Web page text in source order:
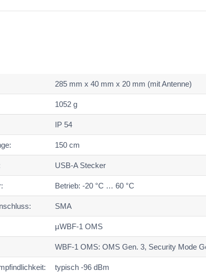
285 mm x 40 mm x 20 mm (mit Antenne)
1052 g
IP 54
150 cm
USB-A Stecker
Betrieb: -20 °C … 60 °C
SMA
µWBF-1 OMS
WBF-1 OMS: OMS Gen. 3, Security Mode
typisch -96 dBm